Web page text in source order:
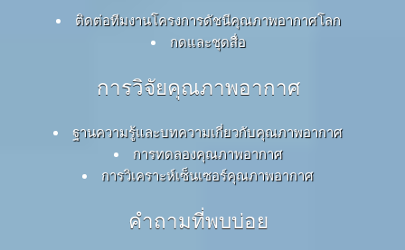
ติดต่อทีมงานโครงการดัชนีคุณภาพอากาศโลก
กดและชุดสื่อ
การวิจัยคุณภาพอากาศ
ฐานความรู้และบทความเกี่ยวกับคุณภาพอากาศ
การทดลองคุณภาพอากาศ
การวิเคราะห์เซ็นเซอร์คุณภาพอากาศ
คำถามที่พบบ่อย